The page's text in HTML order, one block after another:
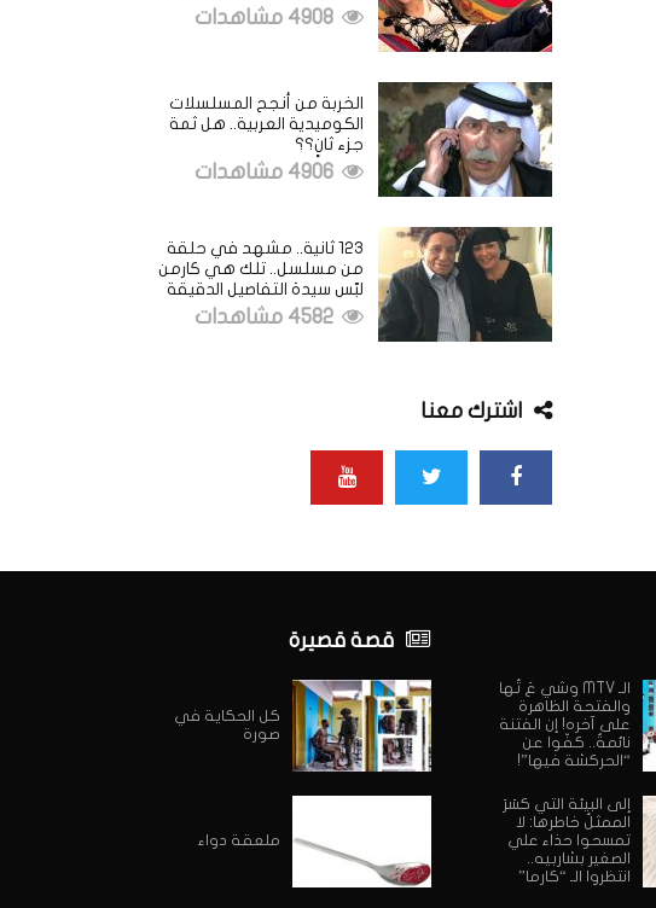
الخربة من أنجح المسلسلات
الكوميدية العربية.. هل ثمة
جزء ثانٍ؟؟
123 ثانية.. مشهد في حلقة
من مسلسل.. تلك هي كارمن
لبّس سيدة التفاصيل الدقيقة
اشترك معنا
الـ MTV وشي عَ تُها
والفتحة الظاهرة
على آخره! إن الفتنة
نائمةٌ.. كفّوا عن
“الحركشة فيها”!
إلى البيئة التي كسَرَ
الممثلُ خاطرها: لا
تمسحوا حذاء علي
الصغير بشاربيه..
انتظروا الـ “كارما”
قصة قصيرة
كل الحكاية في
صورة
ملعقة دواء